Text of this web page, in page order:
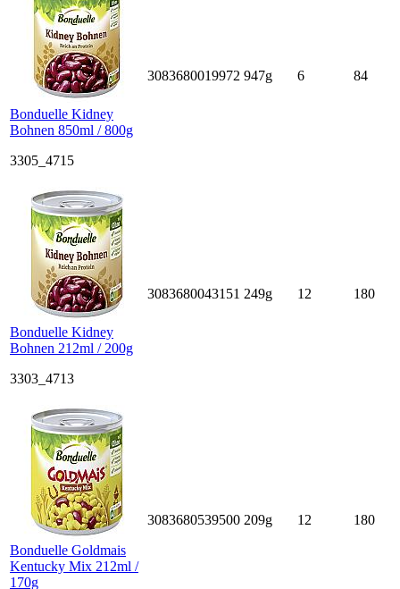
Bonduelle Kidney
Bohnen 850ml / 800g
3305_4715
3083680019972 947g 6 84
Bonduelle Kidney
Bohnen 212ml / 200g
3303_4713
3083680043151 249g 12 180
Bonduelle Goldmais
Kentucky Mix 212ml /
170g
3083680539500 209g 12 180